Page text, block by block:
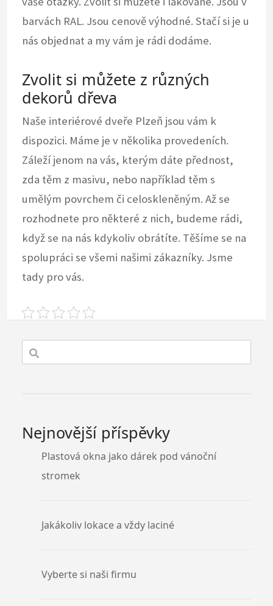
barvách RAL. Jsou cenově výhodné. Stačí si je u
nás objednat a my vám je rádi dodáme.
Zvolit si můžete z různých
dekorů dřeva
Naše interiérové dveře Plzeň jsou vám k
dispozici. Máme je v několika provedeních.
Záleží jenom na vás, kterým dáte přednost,
zda těm z masivu, nebo například těm s
umělým povrchem či celoskleněným. Až se
rozhodnete pro některé z nich, budeme rádi,
když se na nás kdykoliv obrátíte. Těšíme se na
spolupráci se všemi našimi zákazníky. Jsme
tady pro vás.
Nejnovější příspěvky
Plastová okna jako dárek pod vánoční
stromek
Jakákoliv lokace a vždy laciné
Vyberte si naši firmu